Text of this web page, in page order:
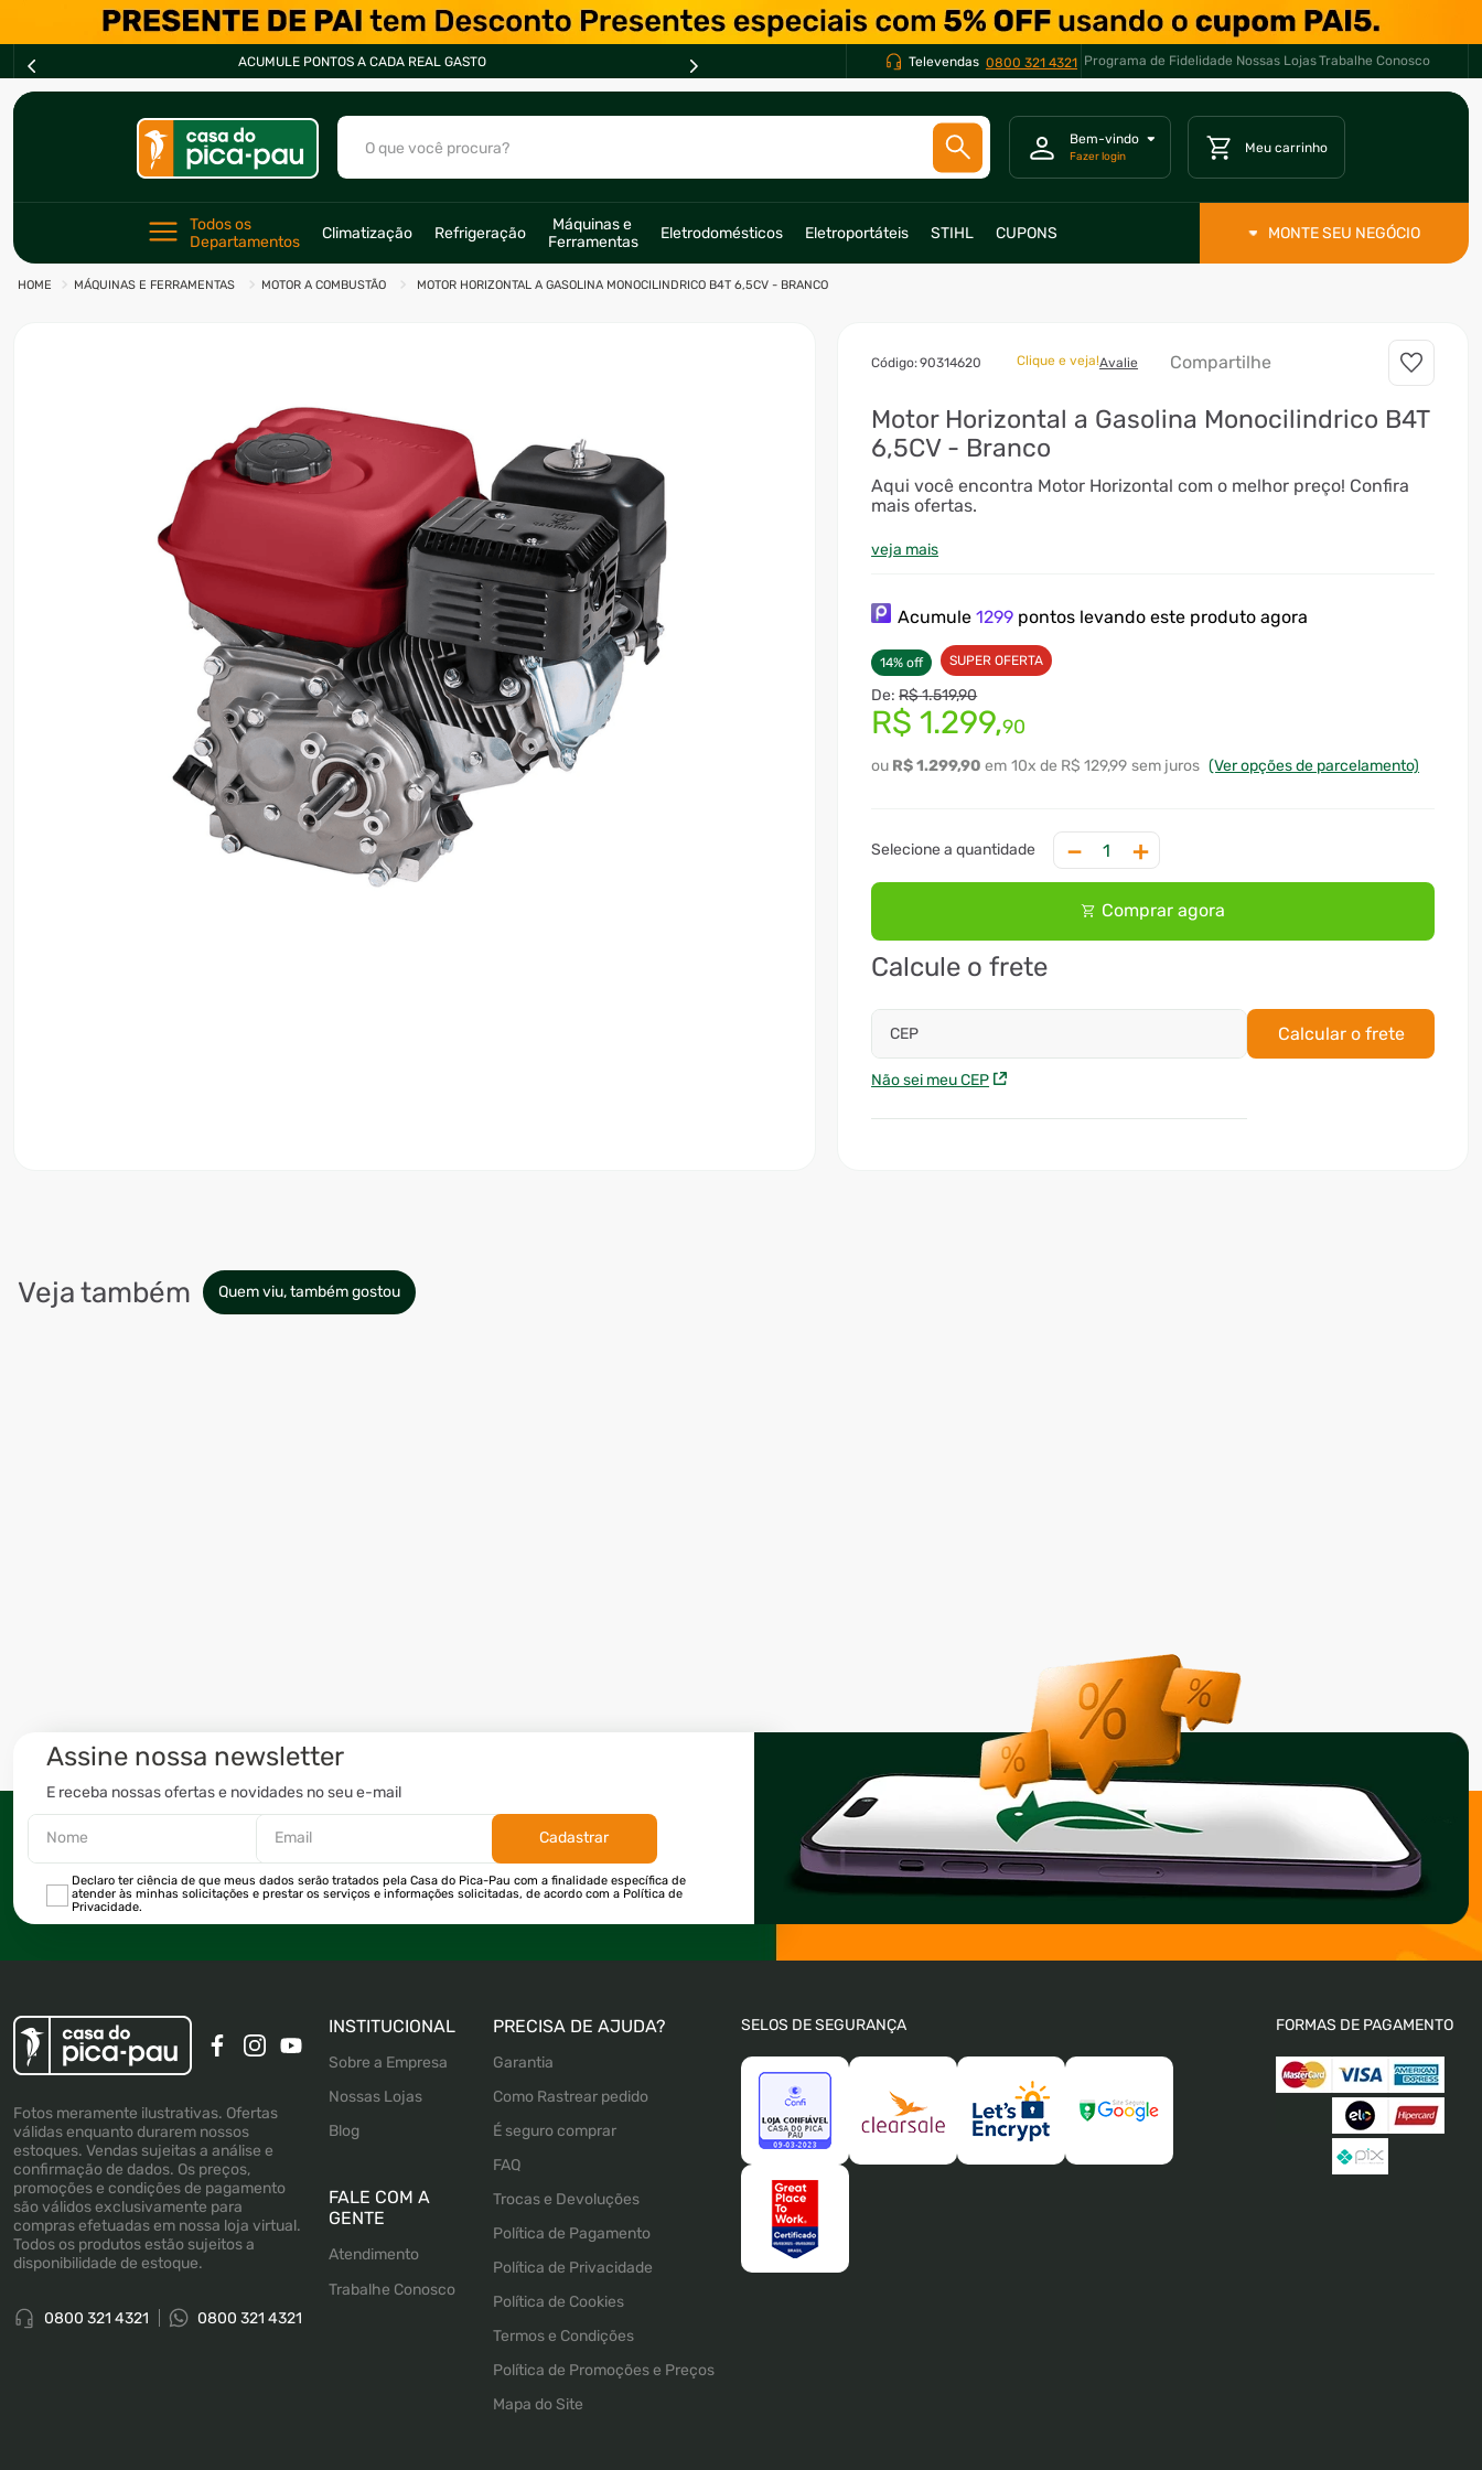
ACUMULE PONTOS A CADA REAL GASTO Televendas 0800 321 4321 Programa de Fidelidade Nossas LojasTrabalhe Conosco
O que você procura?
Todos os
Departamentos
Climatização Refrigeração
Máquinas e
Ferramentas
Eletrodomésticos Eletroportáteis STIHL CUPONS MONTE SEU NEGÓCIO
MÁQUINAS E FERRAMENTAS MOTOR A COMBUSTÃO MOTOR HORIZONTAL A GASOLINA MONOCILINDRICO B4T 6,5CV - BRANCO
:90314620 Clique e veja!Avalie Compartilhe
Motor Horizontal a Gasolina Monocilindrico B4T
6,5CV - Branco
Aqui você encontra Motor Horizontal com o melhor preço! Confira
mais ofertas.
veja mais
Acumule1299 pontos levando este produto agora
14% off SUPER OFERTA
R$1.519,90
R$ 1.299,90
R$1.299,90 10x R$ 129,99 sem juros (Ver opções de parcelamento)
＋
－
Comprar agora
Calcule o frete
CEP
Não sei meu CEP
Calcular o frete
Veja também Quem viu, também gostou
Assine nossa newsletter
E receba nossas ofertas e novidades no seu e-mail
Cadastrar
Declaro ter ciência de que meus dados serão tratados pela Casa do Pica-Pau com a finalidade específica de
atender às minhas solicitações e prestar os serviços e informações solicitadas, de acordo com a Política de
Privacidade.
Fotos meramente ilustrativas. Ofertas
válidas enquanto durarem nossos
estoques. Vendas sujeitas a análise e
confirmação de dados. Os preços,
promoções e condições de pagamento
são válidos exclusivamente para
compras efetuadas em nossa loja virtual.
Todos os produtos estão sujeitos a
disponibilidade de estoque.
0800 321 4321 0800 321 4321
INSTITUCIONAL
Sobre a Empresa
Nossas Lojas
Blog
FALE COM A
GENTE
Trabalhe Conosco
Atendimento
PRECISA DE AJUDA?
Garantia
Como Rastrear pedido
É seguro comprar
FAQ
Trocas e Devoluções
Política de Pagamento
Política de Privacidade
Política de Cookies
Termos e Condições
Política de Promoções e Preços
Mapa do Site
SELOS DE SEGURANÇA FORMAS DE PAGAMENTO
2º
freezer
5
soprador
7º
motosserra
ventilador
9º
roçadeira
climatizador